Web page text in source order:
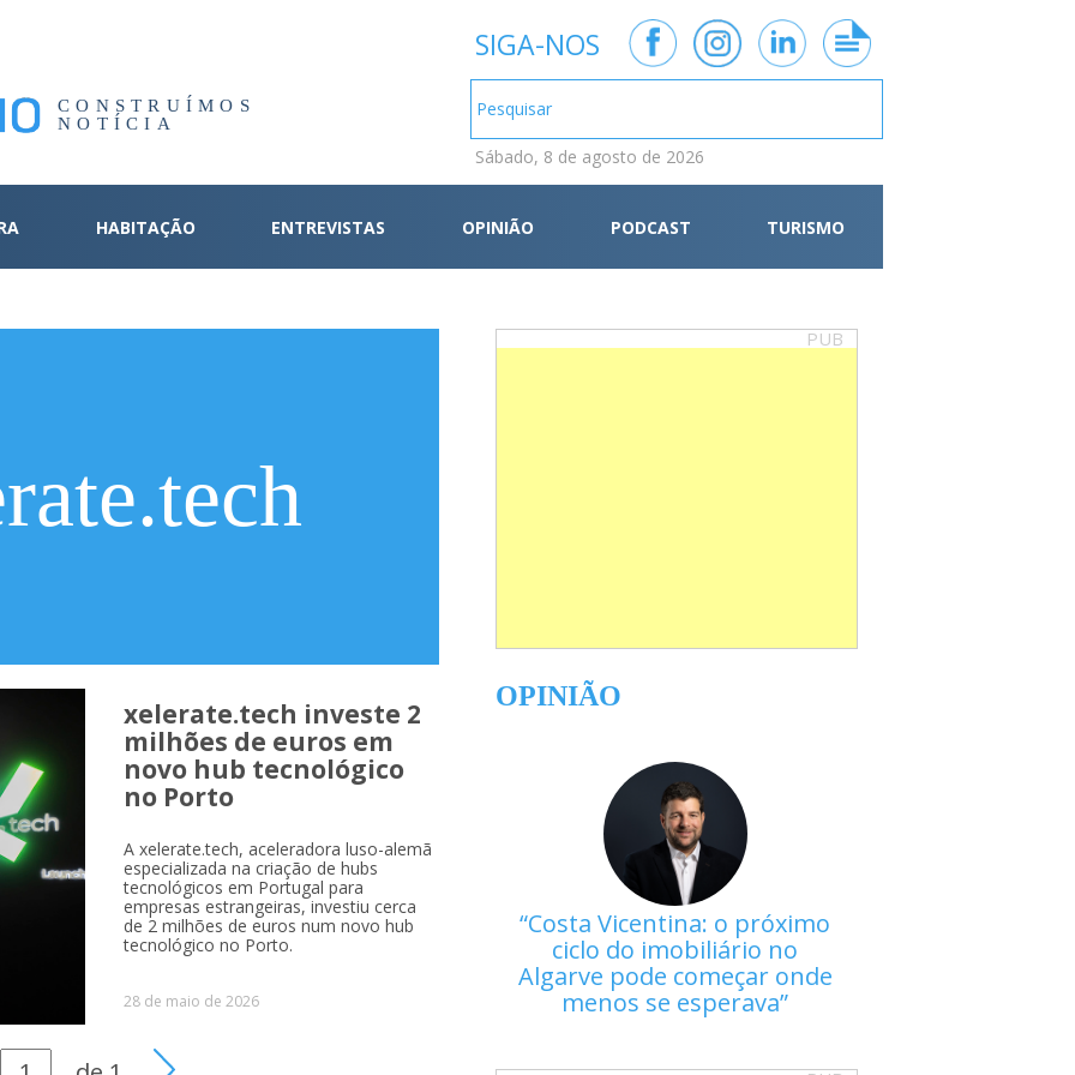
CONSTRUÍMOS
NOTÍCIA
SIGA-NOS
Sábado, 8 de agosto de 2026
HABITAÇÃO ENTREVISTAS OPINIÃO PODCAST TURISMO
xelerate.tech investe 2
milhões de euros em
novo hub tecnológico
no Porto
A xelerate.tech, aceleradora luso-alemã
especializada na criação de hubs
tecnológicos em Portugal para
empresas estrangeiras, investiu cerca
de 2 milhões de euros num novo hub
tecnológico no Porto.
28 de maio de 2026
PUB
OPINIÃO
Costa Vicentina: o próximo
ciclo do imobiliário no
Algarve pode começar onde
menos se esperava